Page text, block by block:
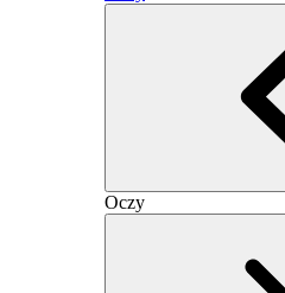
Oczy